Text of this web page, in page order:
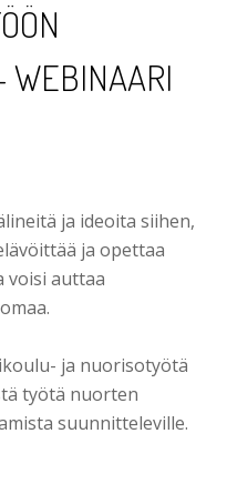
WEBINAARI
ja ideoita siihen,
ja opettaa
voisi auttaa
ja nuorisotyötä
työtä nuorten
suunnitteleville.